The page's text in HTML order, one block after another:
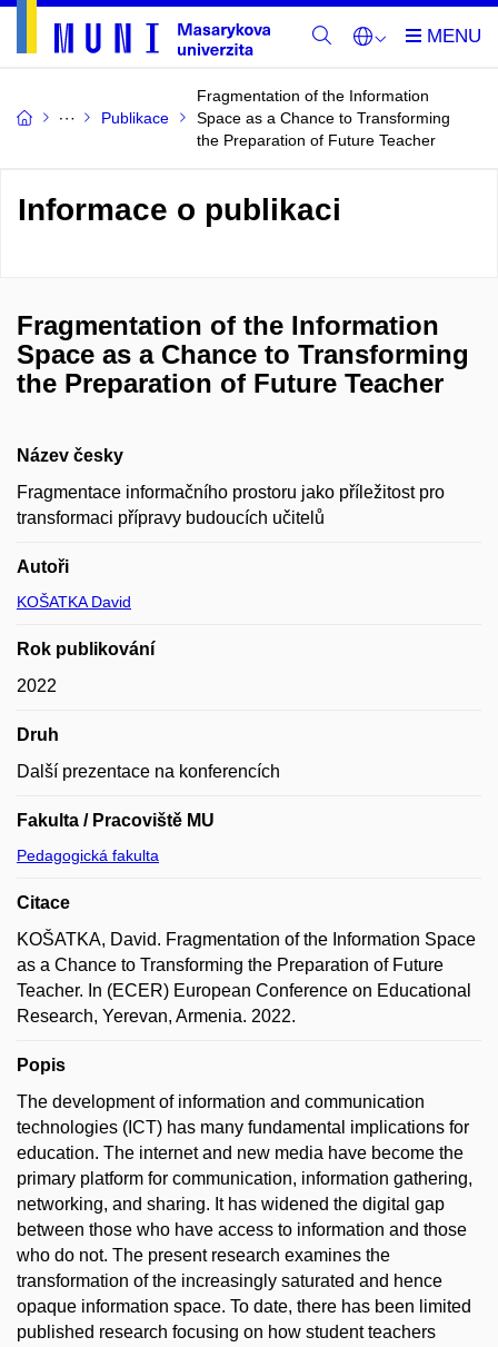
Publikace
Fragmentation of the Information
Space as a Chance to Transforming
the Preparation of Future Teacher
Informace o publikaci
Fragmentation of the Information
Space as a Chance to Transforming
the Preparation of Future Teacher
Název česky
Fragmentace informačního prostoru jako příležitost pro
transformaci přípravy budoucích učitelů
Autoři
KOŠATKA David
Rok publikování
2022
Druh
Další prezentace na konferencích
Fakulta / Pracoviště MU
Pedagogická fakulta
Citace
KOŠATKA, David. Fragmentation of the Information Space
as a Chance to Transforming the Preparation of Future
Teacher. In (ECER) European Conference on Educational
Research, Yerevan, Armenia. 2022.
Popis
The development of information and communication
technologies (ICT) has many fundamental implications for
education. The internet and new media have become the
primary platform for communication, information gathering,
networking, and sharing. It has widened the digital gap
between those who have access to information and those
who do not. The present research examines the
transformation of the increasingly saturated and hence
opaque information space. To date, there has been limited
published research focusing on how student teachers